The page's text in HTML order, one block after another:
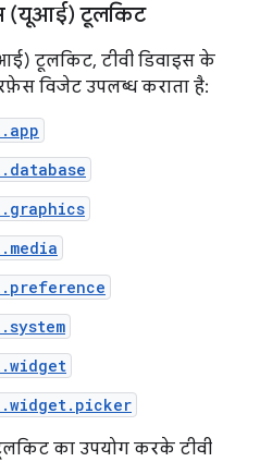
(यूआई) टूलकिट
टूलकिट, टीवी डिवाइस के
विजेट उपलब्ध कराता है:
का उपयोग करके टीवी